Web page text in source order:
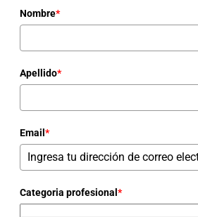
Nombre*
Apellido*
Email *
Categoria profesional *